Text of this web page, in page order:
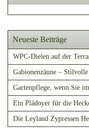
Neueste Beiträge
WPC-Dielen auf der
Gabionenzäune –
Gartenpflege, wenn Sie
Ein Plädoyer für die
Die Leyland Zypressen